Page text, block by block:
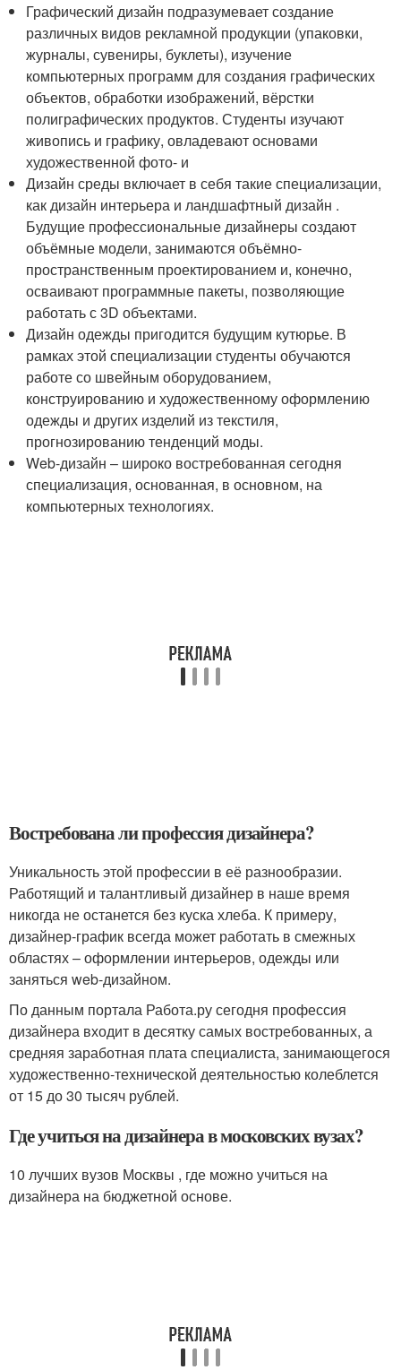
Графический дизайн подразумевает создание
различных видов рекламной продукции (упаковки,
журналы, сувениры, буклеты), изучение
компьютерных программ для создания графических
объектов, обработки изображений, вёрстки
полиграфических продуктов. Студенты изучают
живопись и графику, овладевают основами
художественной фото- и
Дизайн среды включает в себя такие специализации,
как дизайн интерьера и ландшафтный дизайн .
Будущие профессиональные дизайнеры создают
объёмные модели, занимаются объёмно-
пространственным проектированием и, конечно,
осваивают программные пакеты, позволяющие
работать с 3D объектами.
Дизайн одежды пригодится будущим кутюрье. В
рамках этой специализации студенты обучаются
работе со швейным оборудованием,
конструированию и художественному оформлению
одежды и других изделий из текстиля,
прогнозированию тенденций моды.
Web-дизайн – широко востребованная сегодня
специализация, основанная, в основном, на
компьютерных технологиях.
Востребована ли профессия дизайнера?
Уникальность этой профессии в её разнообразии.
Работящий и талантливый дизайнер в наше время
никогда не останется без куска хлеба. К примеру,
дизайнер-график всегда может работать в смежных
областях – оформлении интерьеров, одежды или
заняться web-дизайном.
По данным портала Работа.ру сегодня профессия
дизайнера входит в десятку самых востребованных, а
средняя заработная плата специалиста, занимающегося
художественно-технической деятельностью колеблется
от 15 до 30 тысяч рублей.
Где учиться на дизайнера в московских вузах?
10 лучших вузов Москвы , где можно учиться на
дизайнера на бюджетной основе.